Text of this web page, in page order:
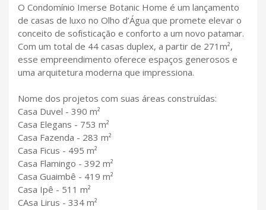
O Condomínio Imerse Botanic Home é um lançamento
de casas de luxo no Olho d’Água que promete elevar o
conceito de sofisticação e conforto a um novo patamar.
Com um total de 44 casas duplex, a partir de 271m²,
esse empreendimento oferece espaços generosos e
uma arquitetura moderna que impressiona.
Nome dos projetos com suas áreas construídas:
Casa Duvel - 390 m²
Casa Elegans - 753 m²
Casa Fazenda - 283 m²
Casa Ficus - 495 m²
Casa Flamingo - 392 m²
Casa Guaimbê - 419 m²
Casa Ipê - 511 m²
CAsa Lirus - 334 m²